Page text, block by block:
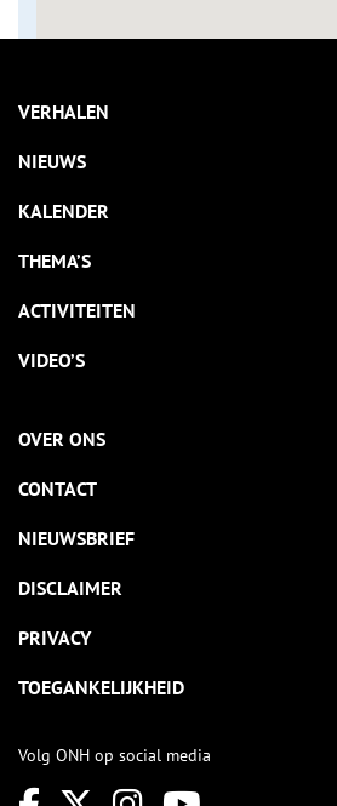
VERHALEN
NIEUWS
KALENDER
THEMA’S
ACTIVITEITEN
VIDEO’S
OVER ONS
CONTACT
NIEUWSBRIEF
DISCLAIMER
PRIVACY
TOEGANKELIJKHEID
Volg ONH op social media